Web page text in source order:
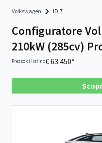
Volkswagen ID.7
Configuratore
210kW (285cv)
Prezzo di listino€ 63.450*